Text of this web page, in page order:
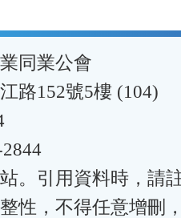
同業公會
路152號5樓 (104)
。引用資料時，請
性，不得任意增刪